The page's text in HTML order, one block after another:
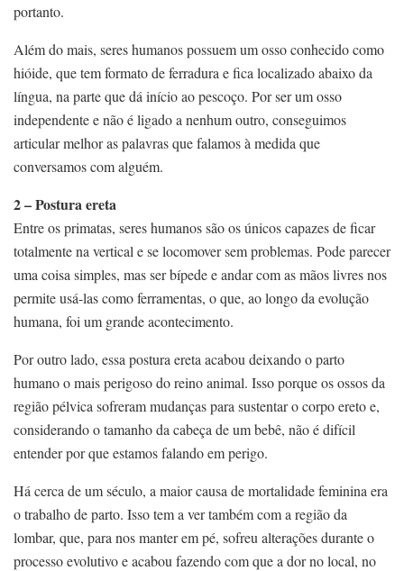
portanto.
Além do mais, seres humanos possuem um osso conhecido como
hióide, que tem formato de ferradura e fica localizado abaixo da
língua, na parte que dá início ao pescoço. Por ser um osso
independente e não é ligado a nenhum outro, conseguimos
articular melhor as palavras que falamos à medida que
conversamos com alguém.
2 – Postura ereta
Entre os primatas, seres humanos são os únicos capazes de ficar
totalmente na vertical e se locomover sem problemas. Pode parecer
uma coisa simples, mas ser bípede e andar com as mãos livres nos
permite usá-las como ferramentas, o que, ao longo da evolução
humana, foi um grande acontecimento.
Por outro lado, essa postura ereta acabou deixando o parto
humano o mais perigoso do reino animal. Isso porque os ossos da
região pélvica sofreram mudanças para sustentar o corpo ereto e,
considerando o tamanho da cabeça de um bebê, não é difícil
entender por que estamos falando em perigo.
Há cerca de um século, a maior causa de mortalidade feminina era
o trabalho de parto. Isso tem a ver também com a região da
lombar, que, para nos manter em pé, sofreu alterações durante o
processo evolutivo e acabou fazendo com que a dor no local, no